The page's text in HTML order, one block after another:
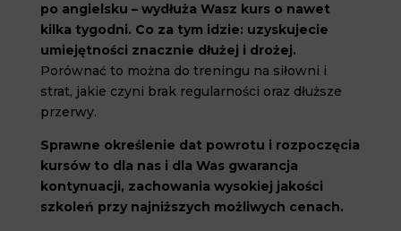
po angielsku – wydłuża Wasz kurs o nawet
kilka tygodni. Co za tym idzie: uzyskujecie
umiejętności znacznie dłużej i drożej.
Porównać to można do treningu na siłowni i
strat, jakie czyni brak regularności oraz dłuższe
przerwy.
Sprawne określenie dat powrotu i rozpoczęcia
kursów to dla nas i dla Was gwarancja
kontynuacji, zachowania wysokiej jakości
szkoleń przy najniższych możliwych cenach.